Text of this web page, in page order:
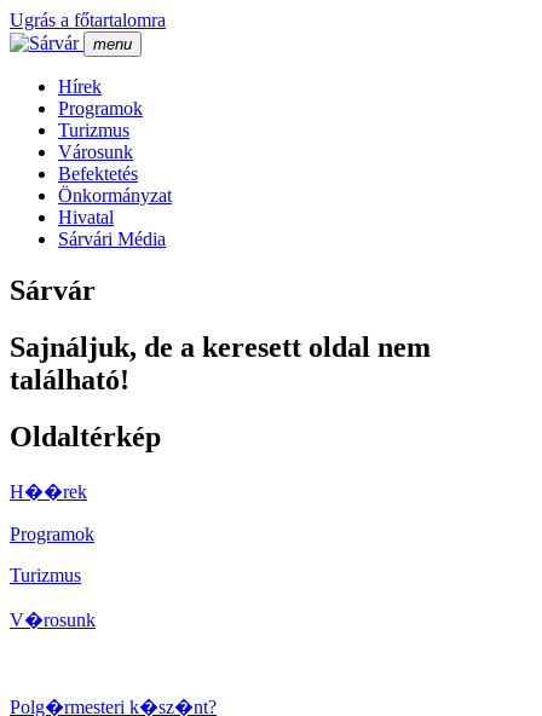
Ugrás a főtartalomra
menu
Hí­rek
Programok
Turizmus
Városunk
Befektetés
Önkormányzat
Hivatal
Sárvári Média
Sárvár
Sajnáljuk, de a keresett oldal nem
található!
Oldaltérkép
H��rek
Programok
Turizmus
V�rosunk
Polg�rmesteri k�sz�nt?